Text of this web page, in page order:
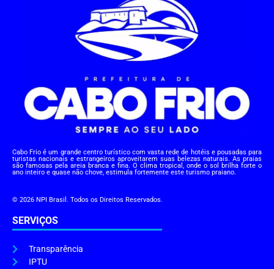
Cabo Frio é um grande centro turístico com vasta rede de hotéis e pousadas para
turistas nacionais e estrangeiros aproveitarem suas belezas naturais. As praias
são famosas pela areia branca e fina. O clima tropical, onde o sol brilha forte o
ano inteiro e quase não chove, estimula fortemente este turismo praiano.
© 2026 NPI Brasil. Todos os Direitos Reservados.
SERVIÇOS
Transparência
IPTU